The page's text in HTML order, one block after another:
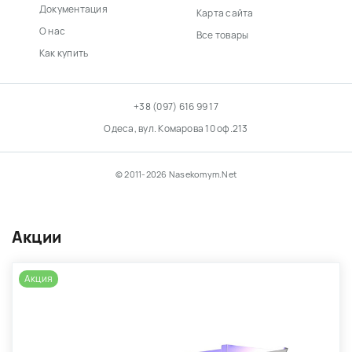
Акции
Акция
Документация
О нас
Как купить
Карта сайта
Все товары
+38 (097) 616 99 17
Одеса, вул. Комарова 10 оф.213
© 2011-2026 Nasekomym.Net